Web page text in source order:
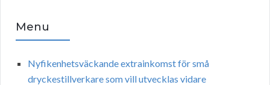
Menu
Nyfikenhetsväckande extrainkomst för små
dryckestillverkare som vill utvecklas vidare